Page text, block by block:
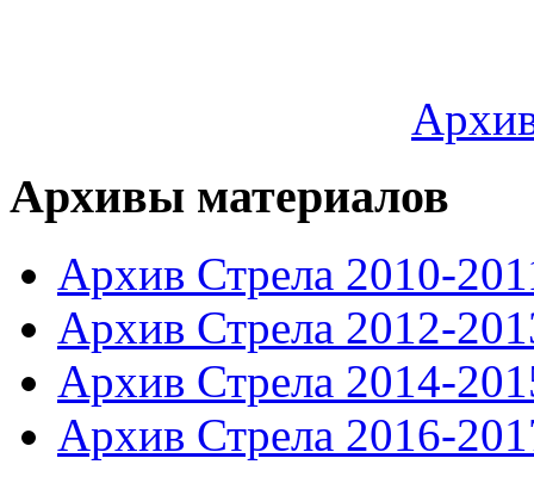
Архивы материалов
Архив Стрела 2010-
Архив Стрела 2012-
Архив Стрела 2014-
Архив Стрела 2016-